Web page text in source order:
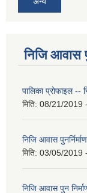
निजि आवास
पालिका प्राेफाइल --
मिति: 08/21/2019
निजि आवास
मिति: 03/05/2019
निजि आवास पुन